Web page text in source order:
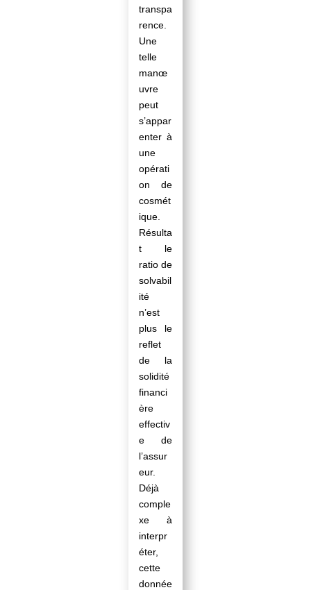
transpa
rence.
Une
telle
manœ
uvre
peut
s’appar
enter à
une
opérati
on de
cosmét
ique.
Résulta
t le
ratio de
solvabil
ité
n’est
plus le
reflet
de la
solidité
financi
ère
effectiv
e de
l’assur
eur.
Déjà
comple
xe à
interpr
éter,
cette
donnée